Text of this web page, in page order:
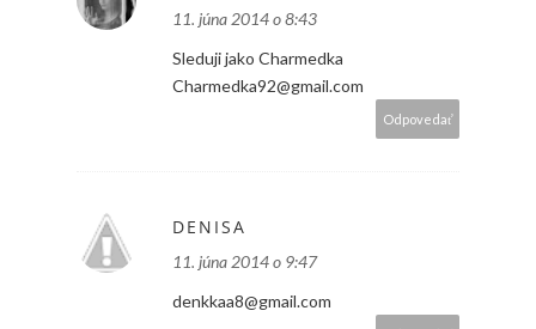
11. júna 2014 o 8:43
Sleduji jako Charmedka
Charmedka92@gmail.com
Odpovedať
DENISA
11. júna 2014 o 9:47
denkkaa8@gmail.com